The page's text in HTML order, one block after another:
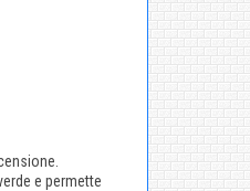
e permette